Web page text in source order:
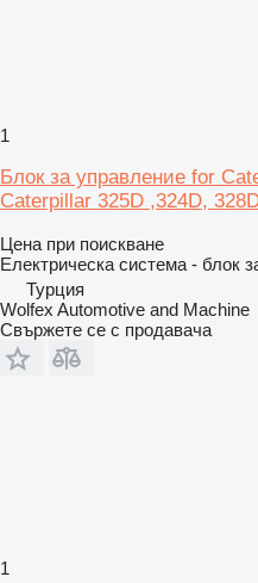
1
Блок за управление for
Caterpillar 325D ,324D,
Цена при поискване
Електрическа система - блок
Турция
Wolfex Automotive and Machine
Свържете се с продавача
1